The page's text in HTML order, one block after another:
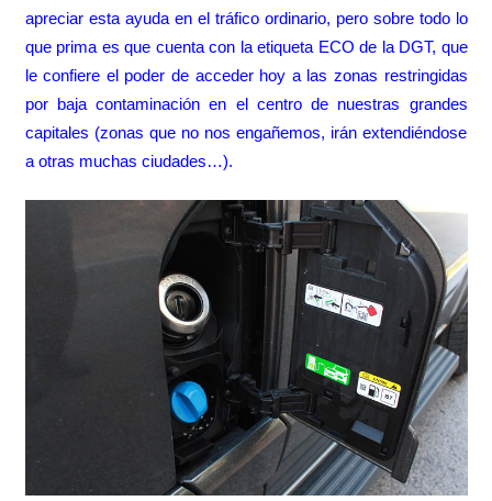
apreciar esta ayuda en el tráfico ordinario, pero sobre todo lo
que prima es que cuenta con la etiqueta ECO de la DGT, que
le confiere el poder de acceder hoy a las zonas restringidas
por baja contaminación en el centro de nuestras grandes
capitales (zonas que no nos engañemos, irán extendiéndose
a otras muchas ciudades…).